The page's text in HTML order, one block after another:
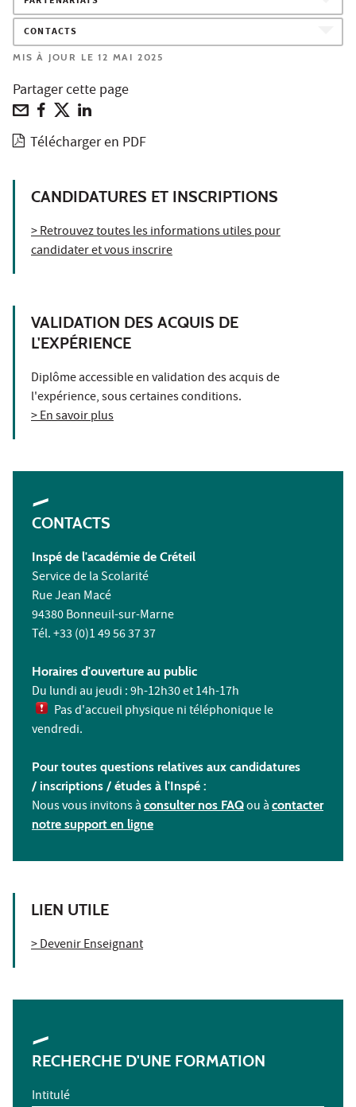
CONTACTS
MIS À JOUR LE 12 MAI 2025
Partager cette page
Télécharger en PDF
CANDIDATURES ET INSCRIPTIONS
> Retrouvez toutes les informations utiles pour
candidater et vous inscrire
VALIDATION DES ACQUIS DE
L'EXPÉRIENCE
Diplôme accessible en validation des acquis de
l'expérience, sous certaines conditions.
> En savoir plus
CONTACTS
Inspé de l'académie de Créteil
Service de la Scolarité
Rue Jean Macé
94380 Bonneuil-sur-Marne
Tél. +33 (0)1 49 56 37 37
Horaires d'ouverture au public
Du lundi au jeudi : 9h-12h30 et 14h-17h
Pas d'accueil physique ni téléphonique le
vendredi.
Pour toutes questions relatives aux candidatures
/ inscriptions / études à l'Inspé :
Nous vous invitons à consulter nos FAQou à contacter
notre support en ligne
LIEN UTILE
> Devenir Enseignant
RECHERCHE D'UNE FORMATION
Intitulé